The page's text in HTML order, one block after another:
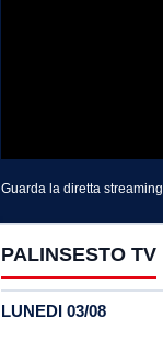
Guarda la diretta streaming
PALINSESTO TV
LUNEDI 03/08